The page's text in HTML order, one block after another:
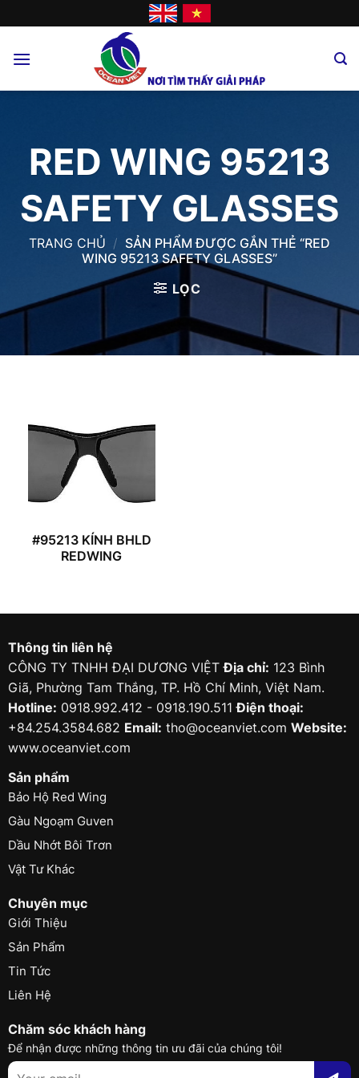
to
RED WING 95213
SAFETY GLASSES
TRANG CHỦ / SẢN PHẨM ĐƯỢC GẮN THẺ “RED
WING 95213 SAFETY GLASSES”
LỌC
#95213 KÍNH BHLD
REDWING
Thông tin liên hệ
CÔNG TY TNHH ĐẠI DƯƠNG VIỆTĐịa chỉ: 123 Bình
Giã, Phường Tam Thắng, TP. Hồ Chí Minh, Việt Nam.
Hotline: 0918.992.412 - 0918.190.511Điện thoại:
+84.254.3584.682 Email: tho@oceanviet.com Website:
www.oceanviet.com
Sản phẩm
Bảo Hộ Red Wing
Gàu Ngoạm Guven
Dầu Nhớt Bôi Trơn
Vật Tư Khác
Chuyên mục
Giới Thiệu
Sản Phẩm
Tin Tức
Liên Hệ
Chăm sóc khách hàng
Để nhận được những thông tin ưu đãi của chúng tôi!